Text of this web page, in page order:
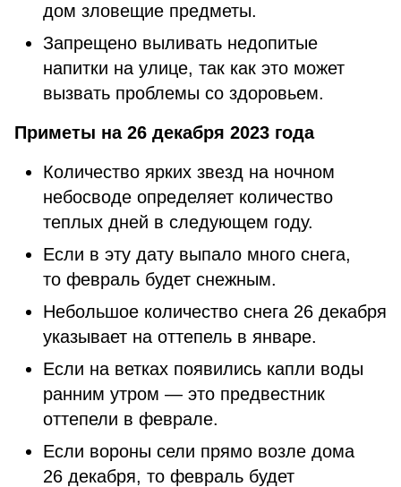
дом зловещие предметы.
Запрещено выливать недопитые
напитки на улице, так как это может
вызвать проблемы со здоровьем.
Приметы на 26 декабря 2023 года
Количество ярких звезд на ночном
небосводе определяет количество
теплых дней в следующем году.
Если в эту дату выпало много снега,
то февраль будет снежным.
Небольшое количество снега 26 декабря
указывает на оттепель в январе.
Если на ветках появились капли воды
ранним утром — это предвестник
оттепели в феврале.
Если вороны сели прямо возле дома
26 декабря, то февраль будет